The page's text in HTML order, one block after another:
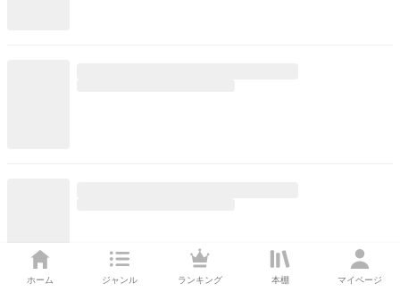
ホーム ジャンル ランキング 本棚 マイページ